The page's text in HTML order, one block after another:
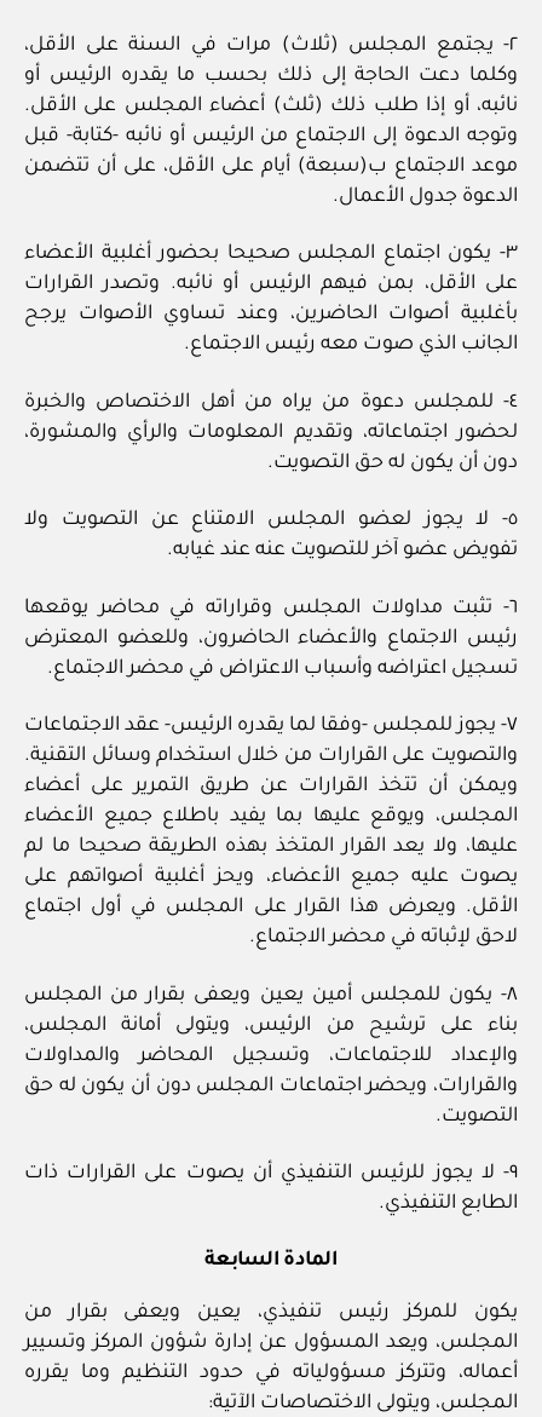
٢‏- يجتمع المجلس (ثلاث) مرات في السنة على الأقل،
وكلما دعت الحاجة إلى ذلك بحسب ما يقدره الرئيس أو
نائبه، أو إذا طلب ذلك (ثلث) أعضاء المجلس على الأقل.
وتوجه الدعوة إلى الاجتماع من الرئيس أو نائبه ‏-كتابة- قبل
موعد الاجتماع ب(سبعة) أيام على الأقل، على أن تتضمن
الدعوة جدول الأعمال.
٣‏- يكون اجتماع المجلس صحيحا بحضور أغلبية الأعضاء
على الأقل، بمن فيهم الرئيس أو نائبه. وتصدر القرارات
بأغلبية أصوات الحاضرين، وعند تساوي الأصوات يرجح
الجانب الذي صوت معه رئيس الاجتماع.
٤‏- للمجلس دعوة من يراه من أهل الاختصاص والخبرة
لحضور اجتماعاته، وتقديم المعلومات والرأي والمشورة،
دون أن يكون له حق التصويت.
٥‏- لا يجوز لعضو المجلس الامتناع عن التصويت ولا
تفويض عضو آخر للتصويت عنه عند غيابه.
٦- تثبت مداولات المجلس وقراراته في محاضر يوقعها
رئيس الاجتماع والأعضاء الحاضرون، وللعضو المعترض
تسجيل اعتراضه وأسباب الاعتراض في محضر الاجتماع.
٧‏- يجوز للمجلس ‏-وفقا لما يقدره الرئيس‏- عقد الاجتماعات
والتصويت على القرارات من خلال استخدام وسائل التقنية.
ويمكن أن تتخذ القرارات عن طريق التمرير على أعضاء
المجلس، ويوقع عليها بما يفيد باطلاع جميع الأعضاء
عليها، ولا يعد القرار المتخذ بهذه الطريقة صحيحا ما لم
يصوت عليه جميع الأعضاء، ويحز أغلبية أصواتهم على
الأقل. ويعرض هذا القرار على المجلس في أول اجتماع
لاحق لإثباته في محضر الاجتماع.
٨‏- يكون للمجلس أمين يعين ويعفى بقرار من المجلس
بناء على ترشيح من الرئيس، ويتولى أمانة المجلس،
والإعداد للاجتماعات، وتسجيل المحاضر والمداولات
والقرارات، ويحضر اجتماعات المجلس دون أن يكون له حق
التصويت.
٩‏- لا يجوز للرئيس التنفيذي أن يصوت على القرارات ذات
الطابع التنفيذي.
المادة السابعة
يكون للمركز رئيس تنفيذي، يعين ويعفى بقرار من
المجلس، ويعد المسؤول عن إدارة شؤون المركز وتسيير
أعماله، وتتركز مسؤولياته في حدود التنظيم وما يقرره
المجلس، ويتولى الاختصاصات الآتية: